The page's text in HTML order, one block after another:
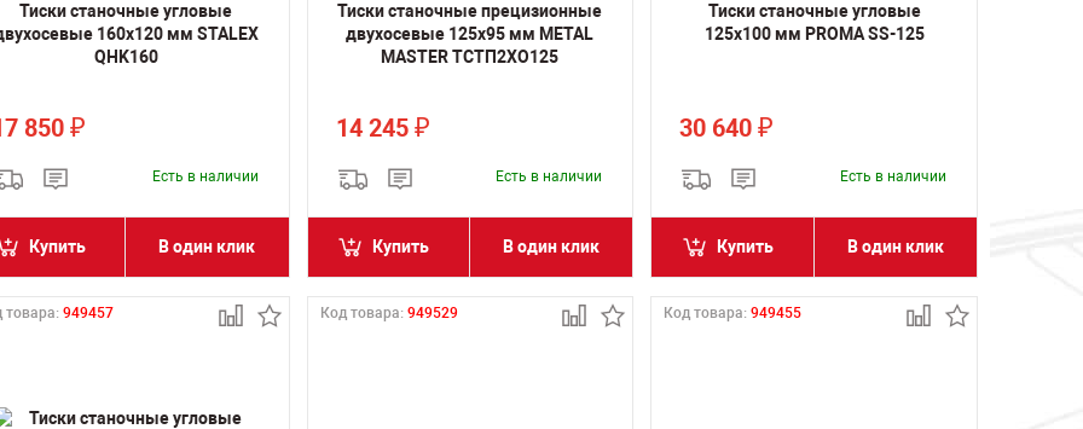
Тиски станочные угловые
160х120 мм STALEX
QHK160
850 ₽
Есть в наличии
Купить В один клик
Тиски станочные прецизионные
двухосевые 125х95 мм METAL
MASTER ТСТП2ХО125
14 245 ₽
Есть в наличии
Купить В один клик
Тиски станочные угловые
125х100 мм PROMA SS-125
30 640₽
Есть в наличии
Купить В один клик
товара: 949457 Код товара: 949529 Код товара:949455